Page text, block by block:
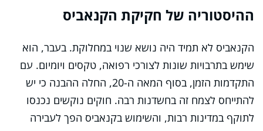
ההיסטוריה של חקיקת הקנאביס
הקנאביס לא תמיד היה נושא שנוי במחלוקת. בעבר, הוא
שימש בתרבויות שונות לצורכי רפואה, טקסים ויומיום. עם
התקדמות הזמן, בסוף המאה ה-20, החלה ההבנה כי יש
להתייחס לצמח זה בחשדנות רבה. חוקים נוקשים נכנסו
לתוקף במדינות רבות, והשימוש בקנאביס הפך לעבירה